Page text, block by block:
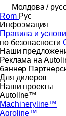
Молдова /
Rom Рус
Информация
Правила и
по безопасности
Наши
Реклама на
баннер
Для дилеров
Наши проекты
Autoline™
Machineryline™
Agroline™